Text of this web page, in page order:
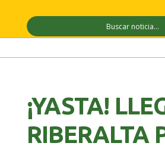
¡YASTA!
RIBERALTA